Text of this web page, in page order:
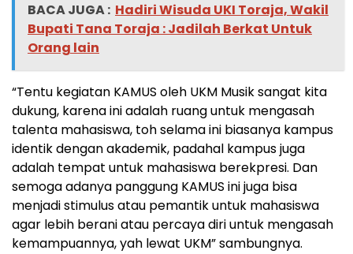
BACA JUGA : Hadiri Wisuda UKI Toraja, Wakil
Bupati Tana Toraja : Jadilah Berkat Untuk
Orang lain
“Tentu kegiatan KAMUS oleh UKM Musik sangat kita
dukung, karena ini adalah ruang untuk mengasah
talenta mahasiswa, toh selama ini biasanya kampus
identik dengan akademik, padahal kampus juga
adalah tempat untuk mahasiswa berekpresi. Dan
semoga adanya panggung KAMUS ini juga bisa
menjadi stimulus atau pemantik untuk mahasiswa
agar lebih berani atau percaya diri untuk mengasah
kemampuannya, yah lewat UKM” sambungnya.